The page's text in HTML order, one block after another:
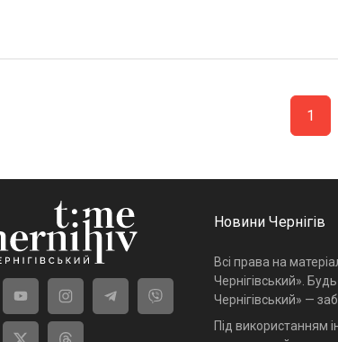
1
Новини Чернігів
Всі права на
Чернігівський».
Чернігівський» —
Під використанням